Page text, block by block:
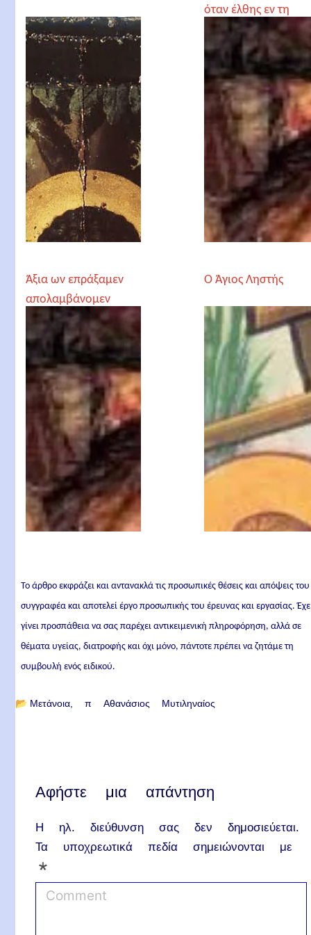
όταν έλθης εν τη
βασιλεία σου
Άξια ων επράξαμεν
απολαμβάνομεν
Ο Άγιος Ληστής
Το άρθρο εκφράζει και αντανακλά τις προσωπικές θέσεις και απόψεις του
συγγραφέα και αποτελεί έργο προσωπικής του έρευνας και εργασίας.
γίνει προσπάθεια να σας παρέχει αντικειμενική πληροφόρηση, αλλά σε
θέματα υγείας, διατροφής και όχι μόνο, πάντοτε πρέπει να ζητάμε τη
συμβουλή ενός ειδικού.
📂 Μετάνοια π Αθανάσιος Μυτιληναίος
Αφήστε μια απάντηση
Η ηλ. διεύθυνση σας δεν δημοσιεύεται.
Τα υποχρεωτικά πεδία σημειώνονται με
*